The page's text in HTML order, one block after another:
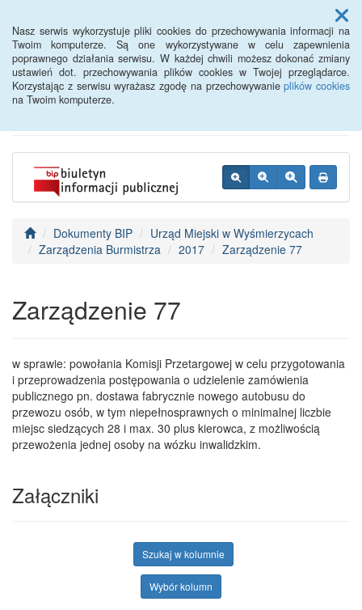
Nasz serwis wykorzystuje pliki cookies do przechowywania informacji na
Twoim komputerze. Są one wykorzystywane w celu zapewnienia
poprawnego działania serwisu. W każdej chwili możesz dokonać zmiany
ustawień dot. przechowywania plików cookies w Twojej przeglądarce.
Korzystając z serwisu wyrażasz zgodę na przechowywanieplików cookies
na Twoim komputerze.
Menu
BIP - Urząd Miejski
Wyśmierzyce
Dokumenty BIP
Urząd Miejski w Wyśmierzycach
Zarządzenia Burmistrza
2017 Zarządzenie 77
Zarządzenie 77
w sprawie: powołania Komisji Przetargowej w celu przygotowania
i przeprowadzenia postępowania o udzielenie zamówienia
publicznego pn. dostawa fabrycznie nowego autobusu do
przewozu osób, w tym niepełnosprawnych o minimalnej liczbie
miejsc siedzących 28 i max. 30 plus kierowca, z możliwością
przewożenia jednej osoby na wózku inwalidzkim.
Załączniki
Szukaj w kolumnie
Wybór kolumn